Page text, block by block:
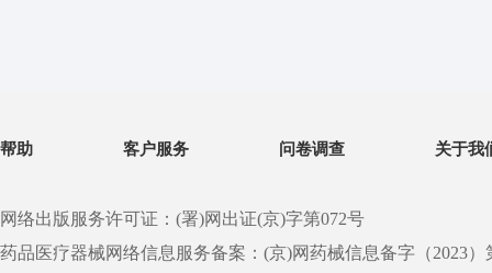
帮助 客户服务 问卷调查 关于我
网络出版服务许可证：(署)网出证(京)字第072号
药品医疗器械网络信息服务备案：(京)网药械信息备字（2023）